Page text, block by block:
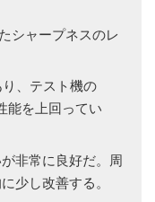
シャープネスのレ
、テスト機の
能を上回ってい
非常に良好だ。周
少し改善する。